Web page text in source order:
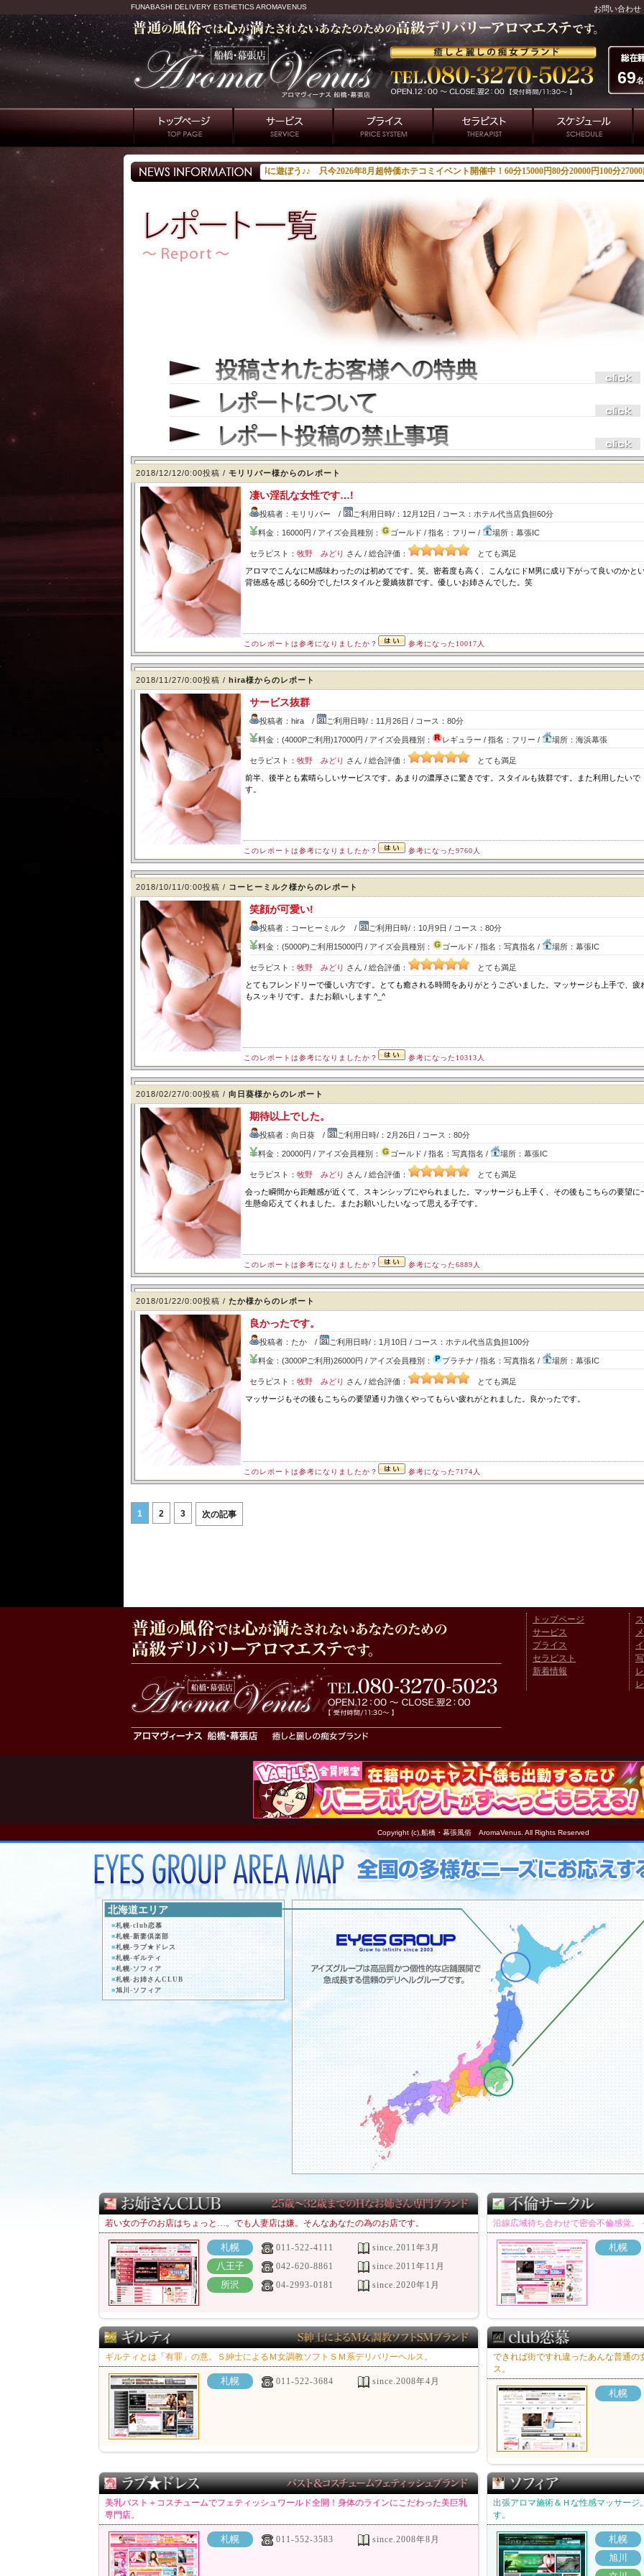
FUNABASHI DELIVERY ESTHETICS AROMAVENUS お問い合わせ
69名
で最大5000円割引！！ E－ポイント貯めてお得に遊ぼう♪♪ 只今2026年8月超特価ホテコミイベント開催中！60分15000円80分20000円100分27000円でのご案内!! た
2018/12/12/0:00投稿 / モリリバー様からのレポート
凄い淫乱な女性です…!
投稿者：モリリバー / ご利用日時/：12月12日 / コース：ホテル代当店負担60分
料金：16000円 / アイズ会員種別： ゴールド / 指名：フリー / 場所：幕張IC
セラピスト： 牧野 みどり さん / 総合評価：
とても満足
アロマでこんなにM感味わったのは初めてです。笑。密着度も高く、こんなにドM男に成り下がって良いのかと
背徳感を感じる60分でした!スタイルと愛嬌抜群です。優しいお姉さんでした。笑
このレポートは参考になりましたか？ 参考になった10017人
2018/11/27/0:00投稿 / hira様からのレポート
サービス抜群
投稿者：hira / ご利用日時/：11月26日 / コース：80分
料金：(4000Pご利用)17000円 / アイズ会員種別： レギュラー / 指名：フリー / 場所：海浜幕張
セラピスト： 牧野 みどり さん / 総合評価：
とても満足
前半、後半とも素晴らしいサービスです。あまりの濃厚さに驚きです。スタイルも抜群です。また利用したいで
す。
このレポートは参考になりましたか？ 参考になった9760人
2018/10/11/0:00投稿 / コーヒーミルク様からのレポート
笑顔が可愛い!
投稿者：コーヒーミルク / ご利用日時/：10月9日 / コース：80分
料金：(5000P)ご利用15000円 / アイズ会員種別： ゴールド / 指名：写真指名 / 場所：幕張IC
セラピスト： 牧野 みどり さん / 総合評価：
とても満足
とてもフレンドリーで優しい方です。とても癒される時間をありがとうございました。マッサージも上手で、疲
もスッキリです。またお願いします ^_^
このレポートは参考になりましたか？ 参考になった10313人
2018/02/27/0:00投稿 / 向日葵様からのレポート
期待以上でした。
投稿者：向日葵 / ご利用日時/：2月26日 / コース：80分
料金：20000円 / アイズ会員種別： ゴールド / 指名：写真指名 / 場所：幕張IC
セラピスト： 牧野 みどり さん / 総合評価：
とても満足
会った瞬間から距離感が近くて、スキンシップにやられました。マッサージも上手く、その後もこちらの要望に
生懸命応えてくれました。またお願いしたいなって思える子です。
このレポートは参考になりましたか？ 参考になった6889人
2018/01/22/0:00投稿 / たか様からのレポート
良かったです。
投稿者：たか / ご利用日時/：1月10日 / コース：ホテル代当店負担100分
料金：(3000Pご利用)26000円 / アイズ会員種別： プラチナ / 指名：写真指名 / 場所：幕張IC
セラピスト： 牧野 みどり さん / 総合評価：
とても満足
マッサージもその後もこちらの要望通り力強くやってもらい疲れがとれました。良かったです。
このレポートは参考になりましたか？ 参考になった7174人
1 2 3 次の記事
トップページ
サービス
プライス
セラピスト
新着情報
Copyright (c),船橋・幕張風俗 AromaVenus. All Rights Reserved